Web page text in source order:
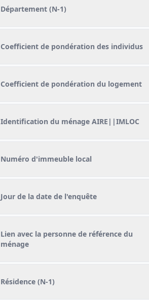
Département (N-1)
Coefficient de pondération des individus
Coefficient de pondération du logement
Identification du ménage AIRE||IMLOC
Numéro d'immeuble local
Jour de la date de l'enquête
Lien avec la personne de référence du
ménage
Résidence (N-1)